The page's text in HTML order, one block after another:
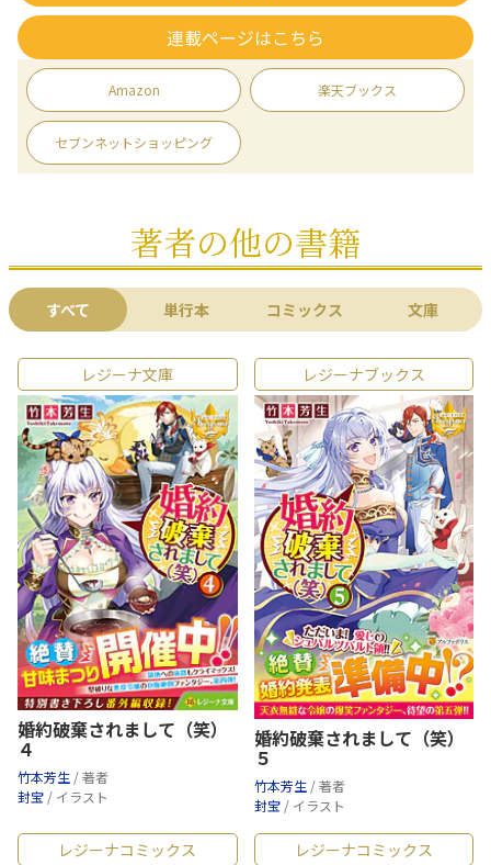
連載ページはこちら
Amazon 楽天ブックス
セブンネットショッピング
著者の他の書籍
すべて 単行本 コミックス 文庫
レジーナ文庫
婚約破棄されまして（笑）
４
竹本芳生 / 著者
封宝 / イラスト
レジーナブックス
婚約破棄されまして（笑）
５
竹本芳生 / 著者
封宝 / イラスト
レジーナコミックス レジーナコミックス